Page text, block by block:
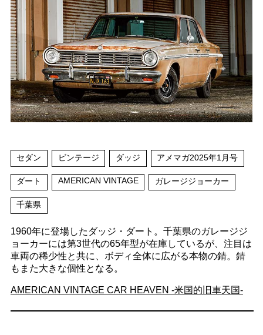
セダン ビンテージ ダッジ アメマガ2025年1月号
ダート AMERICAN VINTAGE ガレージジョーカー
千葉県
1960年に登場したダッジ・ダート。千葉県のガレージジ
ョーカーには第3世代の65年型が在庫しているが、注目は
車両の稀少性と共に、ボディ全体に広がる本物の錆。錆
もまた大きな個性となる。
AMERICAN VINTAGE CAR HEAVEN -米国的旧車天国-